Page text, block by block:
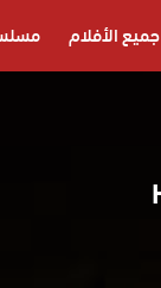
جميع الأفلام